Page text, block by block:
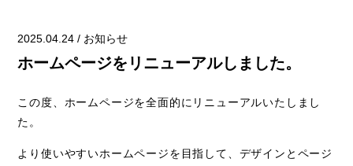
2025.04.24 / お知らせ
ホームページをリニューアルしました。
この度、ホームページを全面的にリニューアルいたしまし
た。
より使いやすいホームページを目指して、デザインとページ